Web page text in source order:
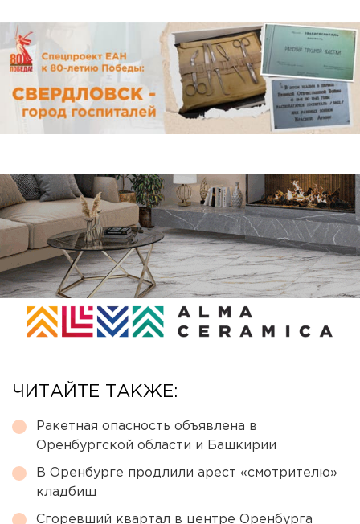
ЧИТАЙТЕ ТАКЖЕ:
Ракетная опасность объявлена в
Оренбургской области и Башкирии
В Оренбурге продлили арест «смотрителю»
кладбищ
Сгоревший квартал в центре Оренбурга